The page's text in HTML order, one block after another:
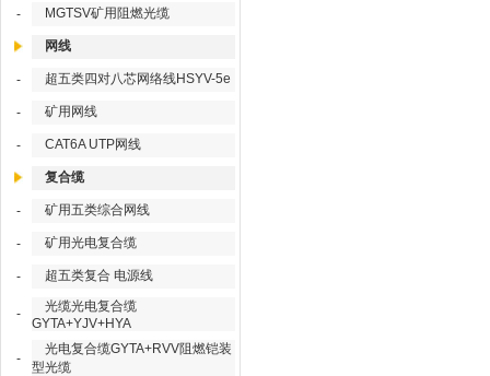
- MGTSV矿用阻燃光缆
网线
- 超五类四对八芯网络线HSYV-5e
- 矿用网线
- CAT6A UTP网线
复合缆
- 矿用五类综合网线
- 矿用光电复合缆
- 超五类复合 电源线
-
光缆光电复合缆
GYTA+YJV+HYA
-
光电复合缆GYTA+RVV阻燃铠装
型光缆